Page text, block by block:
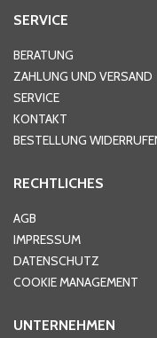
SERVICE
BERATUNG
ZAHLUNG UND VERSAND
SERVICE
KONTAKT
BESTELLUNG
RECHTLICHES
AGB
IMPRESSUM
DATENSCHUTZ
COOKIE MANAGEMENT
UNTERNEHMEN